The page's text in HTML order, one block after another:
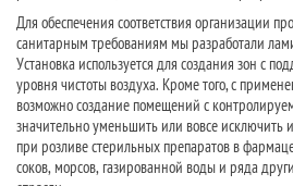
Для обеспечения соответствия организации
санитарным требованиям мы разработали
Установка используется для создания зон с
уровня чистоты воздуха. Кроме того, с
возможно создание помещений с
значительно уменьшить или вовсе исключить
при розливе стерильных препаратов в
соков, морсов, газированной воды и ряда